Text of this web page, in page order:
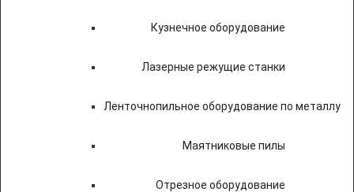
Кузнечное оборудование
Лазерные режущие станки
Ленточнопильное оборудование по металлу
Маятниковые пилы
Отрезное оборудование